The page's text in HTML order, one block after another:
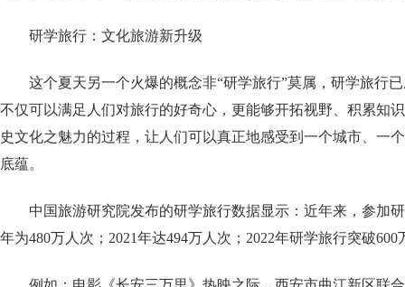
研学旅行：文化旅游新升级
这个夏天另一个火爆的概念非“研学旅行”莫属，研学旅行
不仅可以满足人们对旅行的好奇心，更能够开拓视野、积累知
史文化之魅力的过程，让人们可以真正地感受到一个城市、一
底蕴。
中国旅游研究院发布的研学旅行数据显示：近年来，参加
年为480万人次；2021年达494万人次；2022年研学旅行突破